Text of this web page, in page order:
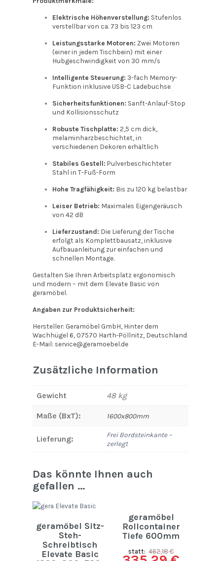
Elektrische Höhenverstellung: Stufenlos
verstellbar von ca. 73 bis 123 cm
Leistungsstarke Motoren: Zwei Motoren
(einer in jedem Tischbein) mit einer
Hubgeschwindigkeit von 30 mm/s
Intelligente Steuerung: 3-fach Memory-
Funktion inklusive USB-C Ladebuchse
Sicherheitsfunktionen: Sanft-Anlauf-Stop
und Kollisionsschutz
Robuste Tischplatte: 2,5 cm dick,
melaminharzbeschichtet, in
verschiedenen Dekoren erhältlich
Stabiles Gestell: Pulverbeschichteter
Stahl in T-Fuß-Form
Hohe Tragfähigkeit: Bis zu 120 kg belastbar
Leiser Betrieb: Maximales Eigengeräusch
von 42 dB
Lieferzustand: Die Lieferung der Tische
erfolgt als Komplettbausatz, inklusive
Aufbauanleitung zur einfachen und
schnellen Montage.
Gestalten Sie Ihren Arbeitsplatz ergonomisch
und modern – mit dem Elevate Basic von
geramöbel.
Angaben zur Produktsicherheit:
Hersteller: Geramöbel GmbH, Hinter dem
Wachhügel 6, 07570 Harth-Pöllnitz, Deutschland
E-Mail: service@geramoebel.de
Zusätzliche Information
Gewicht 48 kg
Maße (BxT): 1600x800mm
Lieferung:
Frei Bordsteinkante –
zerlegt
Das könnte Ihnen auch
gefallen …
geramöbel Sitz-
Steh-
Schreibtisch
Elevate Basic
geramöbel
Rollcontainer
Tiefe 600mm
statt: 462,18€